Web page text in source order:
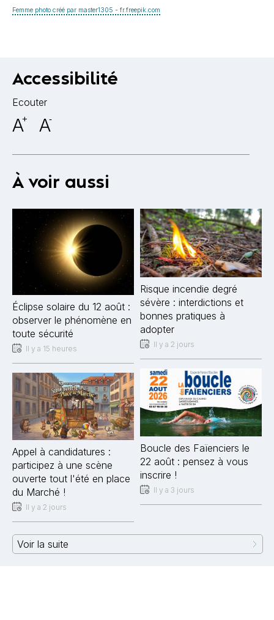
Femme photo créé par master1305 - fr.freepik.com
Accessibilité
Ecouter
A+ A-
À voir aussi
Éclipse solaire du 12 août :
observer le phénomène en
toute sécurité
Il y a 15 heures
Appel à candidatures :
participez à une scène
ouverte tout l'été en place
du Marché !
Il y a 2 jours
Risque incendie degré
sévère : interdictions et
bonnes pratiques à
adopter
Il y a 2 jours
Boucle des Faïenciers le
22 août : pensez à vous
inscrire !
Il y a 3 jours
Voir la suite